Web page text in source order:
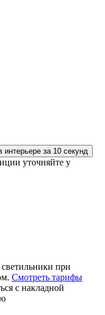
интерьере за 10 секунд
уточняйте у
при
Смотреть тарифы
с накладной